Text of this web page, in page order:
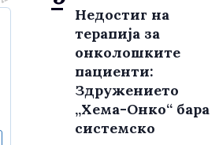
Недостиг на
терапија за
онколошките
пациенти:
Здружението
„Хема-Онко“ бара
системско